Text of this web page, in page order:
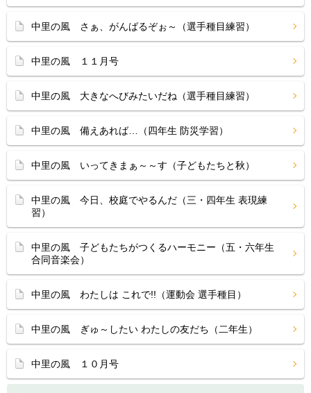
中里の風 さぁ、がんばるぞぉ～（選手種目練習）
中里の風 １１月号
中里の風 大きなへびみたいだね（選手種目練習）
中里の風 備えあれば…（四年生 防災学習）
中里の風 いってきまぁ～～す（子どもたちと秋）
中里の風 今日、校庭でやるんだ（三・四年生 表現練
習）
中里の風 子どもたちがつくるハーモニー（五・六年生
合同音楽会）
中里の風 わたしは これで!!（運動会 選手種目）
中里の風 ぎゅ～したい わたしの友だち（二年生）
中里の風 １０月号